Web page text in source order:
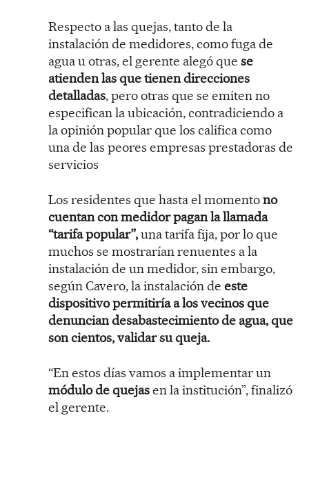
Respecto a las quejas, tanto de la
instalación de medidores, como fuga de
agua u otras, el gerente alegó que se
atienden las que tienen direcciones
detalladas, pero otras que se emiten no
especifican la ubicación, contradiciendo a
la opinión popular que los califica como
una de las peores empresas prestadoras de
servicios
Los residentes que hasta el momentono
cuentan con medidor pagan la llamada
“tarifa popular”,una tarifa fija, por lo que
muchos se mostrarían renuentes a la
instalación de un medidor, sin embargo,
según Cavero, la instalación de este
dispositivo permitiría a los vecinos que
denuncian desabastecimiento de agua, que
son cientos, validar su queja.
“En estos días vamos a implementar un
módulo de quejasen la institución”, finalizó
el gerente.